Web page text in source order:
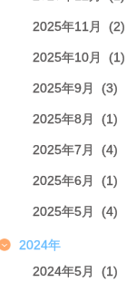
2025年11月 (2)
2025年10月 (1)
2025年9月 (3)
2025年8月 (1)
2025年7月 (4)
2025年6月 (1)
2025年5月 (4)
2024年
2024年5月 (1)